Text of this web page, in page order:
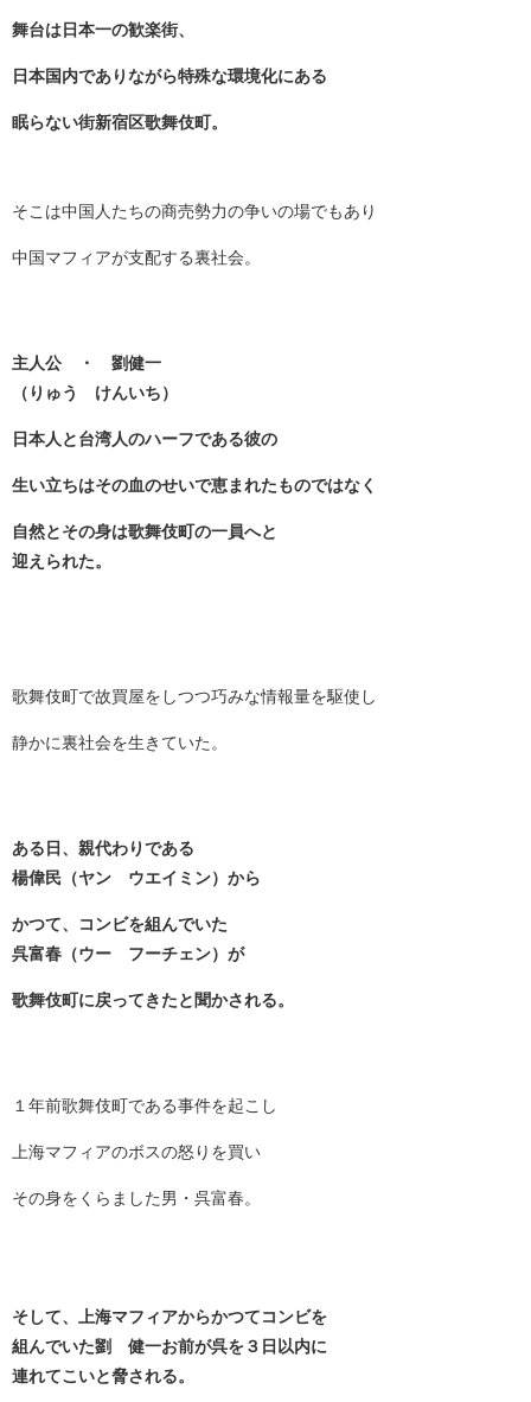
舞台は日本一の歓楽街、
日本国内でありながら特殊な環境化にある
眠らない街新宿区歌舞伎町。
そこは中国人たちの商売勢力の争いの場でもあり
中国マフィアが支配する裏社会。
主人公 ・ 劉健一
（りゅう けんいち）
日本人と台湾人のハーフである彼の
生い立ちはその血のせいで恵まれたものではなく
自然とその身は歌舞伎町の一員へと
迎えられた。
歌舞伎町で故買屋をしつつ巧みな情報量を駆使し
静かに裏社会を生きていた。
ある日、親代わりである
楊偉民（ヤン ウエイミン）から
かつて、コンビを組んでいた
呉富春（ウー フーチェン）が
歌舞伎町に戻ってきたと聞かされる。
１年前歌舞伎町である事件を起こし
上海マフィアのボスの怒りを買い
その身をくらました男・呉富春。
そして、上海マフィアからかつてコンビを
組んでいた劉 健一お前が呉を３日以内に
連れてこいと脅される。